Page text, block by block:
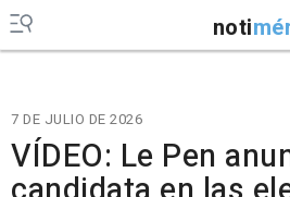
noti
7 DE JULIO DE 2026
VÍDEO: Le Pen